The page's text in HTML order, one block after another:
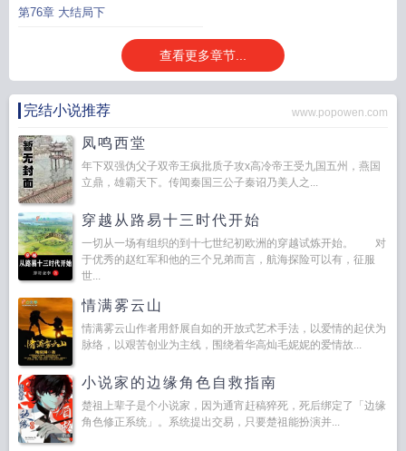
第76章 大结局下
查看更多章节...
完结小说推荐 www.popowen.com
凤鸣西堂
年下双强伪父子双帝王疯批质子攻x高冷帝王受九国五州，燕国
立鼎，雄霸天下。传闻秦国三公子秦诏乃美人之...
穿越从路易十三时代开始
一切从一场有组织的到十七世纪初欧洲的穿越试炼开始。 对
于优秀的赵红军和他的三个兄弟而言，航海探险可以有，征服
世...
情满雾云山
情满雾云山作者用舒展自如的开放式艺术手法，以爱情的起伏为
脉络，以艰苦创业为主线，围绕着华高灿毛妮妮的爱情故...
小说家的边缘角色自救指南
楚祖上辈子是个小说家，因为通宵赶稿猝死，死后绑定了「边缘
角色修正系统」。系统提出交易，只要楚祖能扮演并...